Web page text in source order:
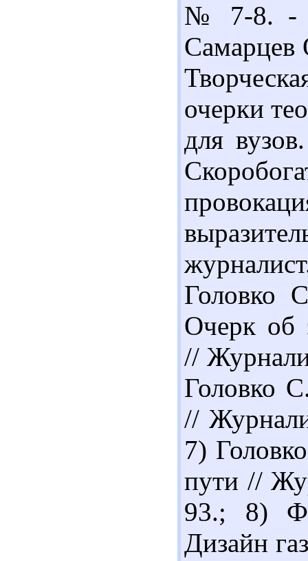
№ 7-8. -
Самарцев
очерки
для
Головко
Очерк об
//
Головко
//
7)
пути //
93.; 8)
Дизайн